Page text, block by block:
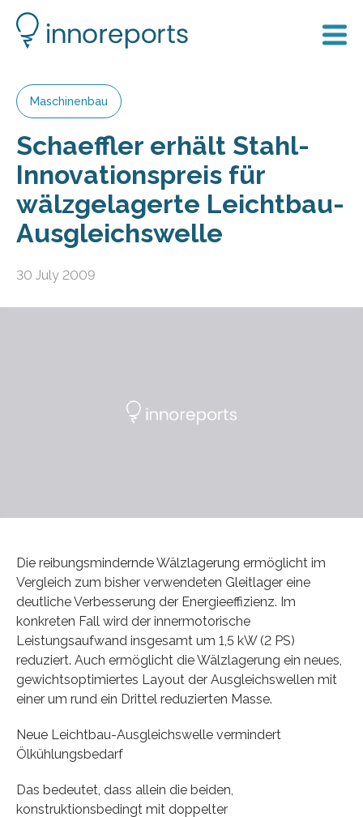
Maschinenbau
Schaeffler erhält Stahl-
Innovationspreis für
wälzgelagerte Leichtbau-
Ausgleichswelle
30 July 2009
Die reibungsmindernde Wälzlagerung ermöglicht im
Vergleich zum bisher verwendeten Gleitlager eine
deutliche Verbesserung der Energieeffizienz. Im
konkreten Fall wird der innermotorische
Leistungsaufwand insgesamt um 1,5 kW (2 PS)
reduziert. Auch ermöglicht die Wälzlagerung ein neues,
gewichtsoptimiertes Layout der Ausgleichswellen mit
einer um rund ein Drittel reduzierten Masse.
Neue Leichtbau-Ausgleichswelle vermindert
Ölkühlungsbedarf
Das bedeutet, dass allein die beiden,
konstruktionsbedingt mit doppelter